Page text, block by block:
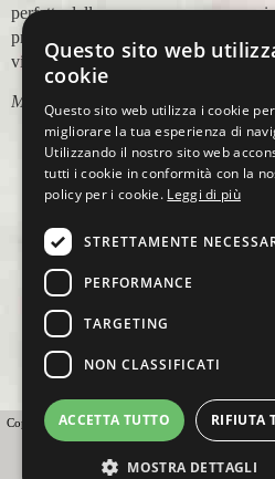
in più occasioni, per delle
maratone (NYC18, Praga
19, Valencia 19, Barcellona
21, NYC 22) e ci siamo
affidati a loro per Chicago
23 (ottobre) perché
sappiamo di essere in mano
a persone non solo
competenti sul running, e
sulle città, ma anche molto
attente alle necessità
personali. Ci sentiamo
ospiti, amici, non clienti
Copyright 2012 Ovunque Running s.r.l • Strada
+39 059 219566 • T.O.U.R.S MEMBER
Questo sito web
cookie
Questo sito web utilizza i cookie per
migliorare la tua esperienza di
Utilizzando il nostro sito web
tutti i cookie in conformità con la
policy per i cookie. Leggi di più
STRETTAMENTE
PERFORMANCE
TARGETING
NON CLASSIFICATI
ACCETTA TUTTO RIFIUTA
MOSTRA DETTAGLI